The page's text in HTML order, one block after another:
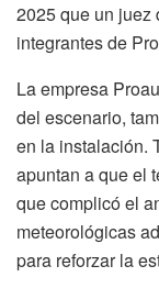
2025 que un juez
integrantes de
La empresa
del escenario,
en la instalación.
apuntan a que el
que complicó el
meteorológicas
para reforzar la